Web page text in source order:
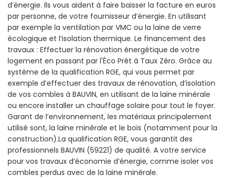
d’énergie. Ils vous aident à faire baisser la facture en euros
par personne, de votre fournisseur d’énergie. En utilisant
par exemple la ventilation par VMC ou la laine de verre
écologique et l’isolation thermique. Le financement des
travaux : Effectuer la rénovation énergétique de votre
logement en passant par l'Éco Prêt à Taux Zéro. Grâce au
système de la qualification RGE, qui vous permet par
exemple d’effectuer des travaux de rénovation, d’isolation
de vos combles à BAUVIN, en utilisant de la laine minérale
ou encore installer un chauffage solaire pour tout le foyer.
Garant de l’environnement, les matériaux principalement
utilisé sont, la laine minérale et le bois (notamment pour la
construction).La qualification RGE, vous garantit des
professionnels BAUVIN (59221) de qualité. A votre service
pour vos travaux d’économie d’énergie, comme isoler vos
combles perdus avec de la laine minérale.